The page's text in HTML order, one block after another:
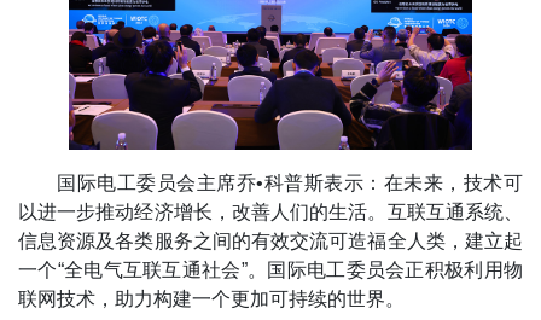
国际电工委员会主席乔•科普斯表示：在未来，技术可
以进一步推动经济增长，改善人们的生活。互联互通系统、
信息资源及各类服务之间的有效交流可造福全人类，建立起
一个“全电气互联互通社会”。国际电工委员会正积极利用物
联网技术，助力构建一个更加可持续的世界。